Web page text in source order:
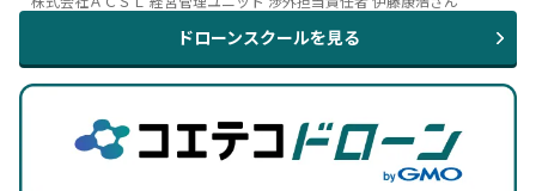
ドローンスクールを見る